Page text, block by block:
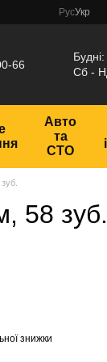
РусУкр
66
Будні:
Сб -
Авто
та
СТО
58 зуб.
знижки